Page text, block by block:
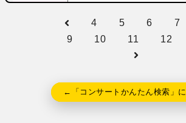
4 5 6 7
9
10 11 12
←「コンサートかんたん検索」